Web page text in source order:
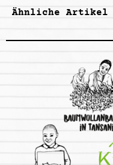
Ähnliche Artikel